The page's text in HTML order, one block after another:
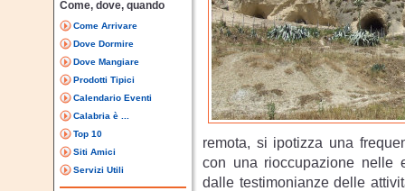
Come, dove, quando
Come Arrivare
Dove Dormire
Dove Mangiare
Prodotti Tipici
Calendario Eventi
Calabria è ...
Top 10
Siti Amici
Servizi Utili
remota, si ipotizza una
con una rioccupazione nelle
dalle testimonianze delle